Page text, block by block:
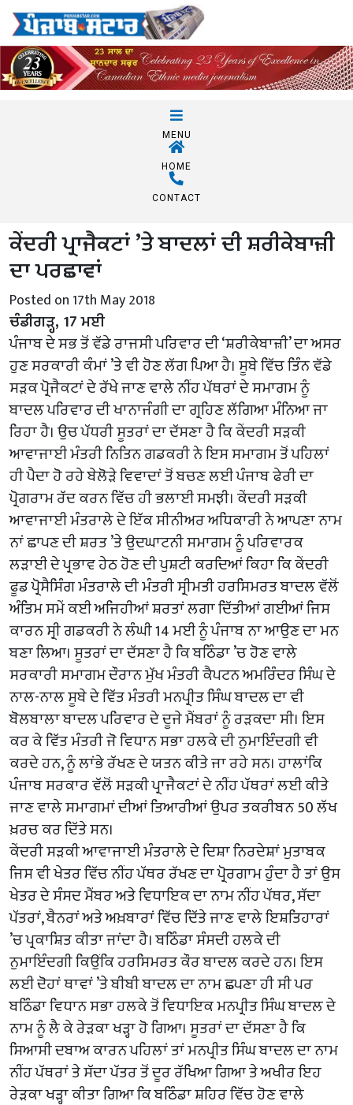
MENU
HOME
CONTACT
ਕੇਂਦਰੀ ਪ੍ਰਾਜੈਕਟਾਂ ’ਤੇ ਬਾਦਲਾਂ ਦੀ ਸ਼ਰੀਕੇਬਾਜ਼ੀ
ਦਾ ਪਰਛਾਵਾਂ
Posted on 17th May 2018
ਚੰਡੀਗੜ੍ਹ, 17 ਮਈ
ਪੰਜਾਬ ਦੇ ਸਭ ਤੋਂ ਵੱਡੇ ਰਾਜਸੀ ਪਰਿਵਾਰ ਦੀ ‘ਸ਼ਰੀਕੇਬਾਜ਼ੀ’ ਦਾ ਅਸਰ
ਹੁਣ ਸਰਕਾਰੀ ਕੰਮਾਂ ’ਤੇ ਵੀ ਹੋਣ ਲੱਗ ਪਿਆ ਹੈ। ਸੂਬੇ ਵਿੱਚ ਤਿੰਨ ਵੱਡੇ
ਸੜਕ ਪ੍ਰੋਜੈਕਟਾਂ ਦੇ ਰੱਖੇ ਜਾਣ ਵਾਲੇ ਨੀਂਹ ਪੱਥਰਾਂ ਦੇ ਸਮਾਗਮ ਨੂੰ
ਬਾਦਲ ਪਰਿਵਾਰ ਦੀ ਖਾਨਾਜੰਗੀ ਦਾ ਗ੍ਰਹਿਣ ਲੱਗਿਆ ਮੰਨਿਆ ਜਾ
ਰਿਹਾ ਹੈ। ਉਚ ਪੱਧਰੀ ਸੂਤਰਾਂ ਦਾ ਦੱਸਣਾ ਹੈ ਕਿ ਕੇਂਦਰੀ ਸੜਕੀ
ਆਵਾਜਾਈ ਮੰਤਰੀ ਨਿਤਿਨ ਗਡਕਰੀ ਨੇ ਇਸ ਸਮਾਗਮ ਤੋਂ ਪਹਿਲਾਂ
ਹੀ ਪੈਦਾ ਹੋ ਰਹੇ ਬੇਲੋੜੇ ਵਿਵਾਦਾਂ ਤੋਂ ਬਚਣ ਲਈ ਪੰਜਾਬ ਫੇਰੀ ਦਾ
ਪ੍ਰੋਗਰਾਮ ਰੱਦ ਕਰਨ ਵਿੱਚ ਹੀ ਭਲਾਈ ਸਮਝੀ। ਕੇਂਦਰੀ ਸੜਕੀ
ਆਵਾਜਾਈ ਮੰਤਰਾਲੇ ਦੇ ਇੱਕ ਸੀਨੀਅਰ ਅਧਿਕਾਰੀ ਨੇ ਆਪਣਾ ਨਾਮ
ਨਾਂ ਛਾਪਣ ਦੀ ਸ਼ਰਤ ’ਤੇ ਉਦਘਾਟਨੀ ਸਮਾਗਮ ਨੂੰ ਪਰਿਵਾਰਕ
ਲੜਾਈ ਦੇ ਪ੍ਰਭਾਵ ਹੇਠ ਹੋਣ ਦੀ ਪੁਸ਼ਟੀ ਕਰਦਿਆਂ ਕਿਹਾ ਕਿ ਕੇਂਦਰੀ
ਫੂਡ ਪ੍ਰੋਸੈਸਿੰਗ ਮੰਤਰਾਲੇ ਦੀ ਮੰਤਰੀ ਸ੍ਰੀਮਤੀ ਹਰਸਿਮਰਤ ਬਾਦਲ ਵੱਲੋਂ
ਅੰਤਿਮ ਸਮੇਂ ਕਈ ਅਜਿਹੀਆਂ ਸ਼ਰਤਾਂ ਲਗਾ ਦਿੱਤੀਆਂ ਗਈਆਂ ਜਿਸ
ਕਾਰਨ ਸ੍ਰੀ ਗਡਕਰੀ ਨੇ ਲੰਘੀ 14 ਮਈ ਨੂੰ ਪੰਜਾਬ ਨਾ ਆਉਣ ਦਾ ਮਨ
ਬਣਾ ਲਿਆ। ਸੂਤਰਾਂ ਦਾ ਦੱਸਣਾ ਹੈ ਕਿ ਬਠਿੰਡਾ ’ਚ ਹੋਣ ਵਾਲੇ
ਸਰਕਾਰੀ ਸਮਾਗਮ ਦੌਰਾਨ ਮੁੱਖ ਮੰਤਰੀ ਕੈਪਟਨ ਅਮਰਿੰਦਰ ਸਿੰਘ ਦੇ
ਨਾਲ-ਨਾਲ ਸੂਬੇ ਦੇ ਵਿੱਤ ਮੰਤਰੀ ਮਨਪ੍ਰੀਤ ਸਿੰਘ ਬਾਦਲ ਦਾ ਵੀ
ਬੋਲਬਾਲਾ ਬਾਦਲ ਪਰਿਵਾਰ ਦੇ ਦੂਜੇ ਮੈਂਬਰਾਂ ਨੂੰ ਰੜਕਦਾ ਸੀ। ਇਸ
ਕਰ ਕੇ ਵਿੱਤ ਮੰਤਰੀ ਜੋ ਵਿਧਾਨ ਸਭਾ ਹਲਕੇ ਦੀ ਨੁਮਾਇੰਦਗੀ ਵੀ
ਕਰਦੇ ਹਨ, ਨੂੰ ਲਾਂਭੇ ਰੱਖਣ ਦੇ ਯਤਨ ਕੀਤੇ ਜਾ ਰਹੇ ਸਨ। ਹਾਲਾਂਕਿ
ਪੰਜਾਬ ਸਰਕਾਰ ਵੱਲੋਂ ਸੜਕੀ ਪ੍ਰਾਜੈਕਟਾਂ ਦੇ ਨੀਂਹ ਪੱਥਰਾਂ ਲਈ ਕੀਤੇ
ਜਾਣ ਵਾਲੇ ਸਮਾਗਮਾਂ ਦੀਆਂ ਤਿਆਰੀਆਂ ਉਪਰ ਤਕਰੀਬਨ 50 ਲੱਖ
ਖ਼ਰਚ ਕਰ ਦਿੱਤੇ ਸਨ।
ਕੇਂਦਰੀ ਸੜਕੀ ਆਵਾਜਾਈ ਮੰਤਰਾਲੇ ਦੇ ਦਿਸ਼ਾ ਨਿਰਦੇਸ਼ਾਂ ਮੁਤਾਬਕ
ਜਿਸ ਵੀ ਖੇਤਰ ਵਿੱਚ ਨੀਂਹ ਪੱਥਰ ਰੱਖਣ ਦਾ ਪ੍ਰੋਰਗਾਮ ਹੁੰਦਾ ਹੈ ਤਾਂ ਉਸ
ਖੇਤਰ ਦੇ ਸੰਸਦ ਮੈਂਬਰ ਅਤੇ ਵਿਧਾਇਕ ਦਾ ਨਾਮ ਨੀਂਹ ਪੱਥਰ, ਸੱਦਾ
ਪੱਤਰਾਂ, ਬੈਨਰਾਂ ਅਤੇ ਅਖ਼ਬਾਰਾਂ ਵਿੱਚ ਦਿੱਤੇ ਜਾਣ ਵਾਲੇ ਇਸ਼ਤਿਹਾਰਾਂ
’ਚ ਪ੍ਰਕਾਸ਼ਿਤ ਕੀਤਾ ਜਾਂਦਾ ਹੈ। ਬਠਿੰਡਾ ਸੰਸਦੀ ਹਲਕੇ ਦੀ
ਨੁਮਾਇੰਦਗੀ ਕਿਉਂਕਿ ਹਰਸਿਮਰਤ ਕੌਰ ਬਾਦਲ ਕਰਦੇ ਹਨ। ਇਸ
ਲਈ ਦੋਹਾਂ ਥਾਵਾਂ ’ਤੇ ਬੀਬੀ ਬਾਦਲ ਦਾ ਨਾਮ ਛਪਣਾ ਹੀ ਸੀ ਪਰ
ਬਠਿੰਡਾ ਵਿਧਾਨ ਸਭਾ ਹਲਕੇ ਤੋਂ ਵਿਧਾਇਕ ਮਨਪ੍ਰੀਤ ਸਿੰਘ ਬਾਦਲ ਦੇ
ਨਾਮ ਨੂੰ ਲੈ ਕੇ ਰੇੜਕਾ ਖੜ੍ਹਾ ਹੋ ਗਿਆ। ਸੂਤਰਾਂ ਦਾ ਦੱਸਣਾ ਹੈ ਕਿ
ਸਿਆਸੀ ਦਬਾਅ ਕਾਰਨ ਪਹਿਲਾਂ ਤਾਂ ਮਨਪ੍ਰੀਤ ਸਿੰਘ ਬਾਦਲ ਦਾ ਨਾਮ
ਨੀਂਹ ਪੱਥਰਾਂ ਤੇ ਸੱਦਾ ਪੱਤਰ ਤੋਂ ਦੂਰ ਰੱਖਿਆ ਗਿਆ ਤੇ ਅਖੀਰ ਇਹ
ਰੇੜਕਾ ਖੜ੍ਹਾ ਕੀਤਾ ਗਿਆ ਕਿ ਬਠਿੰਡਾ ਸ਼ਹਿਰ ਵਿੱਚ ਹੋਣ ਵਾਲੇ